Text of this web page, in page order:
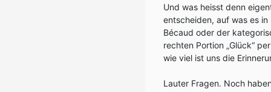
Und was heisst denn
entscheiden, auf was es
Bécaud oder der
rechten Portion „Glück“
wie viel ist uns die
Lauter Fragen. Noch